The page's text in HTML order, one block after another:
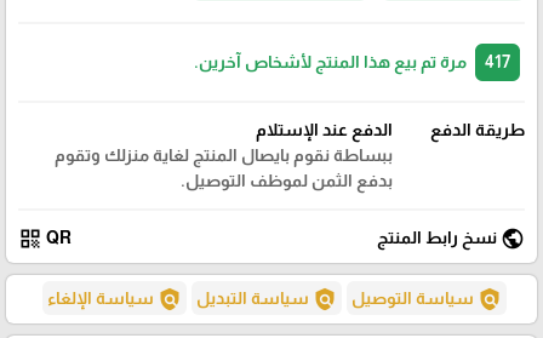
مرة تم بيع هذا المنتج لأشخاص آخرين.
طريقة الدفع
الدفع عند الإستلام
ببساطة نقوم بايصال المنتج لغاية منزلك وتقوم
بدفع الثمن لموظف التوصيل.
public نسخ رابط المنتج QR
qr_code
policy سياسة التوصيل policy سياسة التبديل policy سياسة الإلغاء